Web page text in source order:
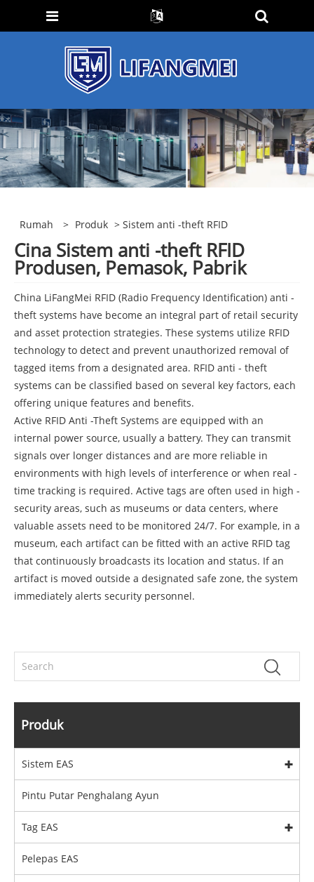
Rumah > Produk > Sistem anti -theft RFID
Cina Sistem anti -theft RFID
Produsen, Pemasok, Pabrik
China LiFangMei RFID (Radio Frequency Identification) anti -
theft systems have become an integral part of retail security
and asset protection strategies. These systems utilize RFID
technology to detect and prevent unauthorized removal of
tagged items from a designated area. RFID anti - theft
systems can be classified based on several key factors, each
offering unique features and benefits.
Active RFID Anti -Theft Systems are equipped with an
internal power source, usually a battery. They can transmit
signals over longer distances and are more reliable in
environments with high levels of interference or when real -
time tracking is required. Active tags are often used in high -
security areas, such as museums or data centers, where
valuable assets need to be monitored 24/7. For example, in a
museum, each artifact can be fitted with an active RFID tag
that continuously broadcasts its location and status. If an
artifact is moved outside a designated safe zone, the system
immediately alerts security personnel.
Produk
Sistem EAS
Pintu Putar Penghalang Ayun
Tag EAS
Pelepas EAS